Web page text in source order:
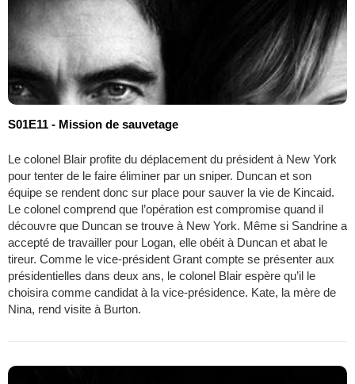
S01E11 - Mission de sauvetage
Le colonel Blair profite du déplacement du président à New York
pour tenter de le faire éliminer par un sniper. Duncan et son
équipe se rendent donc sur place pour sauver la vie de Kincaid.
Le colonel comprend que l’opération est compromise quand il
découvre que Duncan se trouve à New York. Même si Sandrine a
accepté de travailler pour Logan, elle obéit à Duncan et abat le
tireur. Comme le vice-président Grant compte se présenter aux
présidentielles dans deux ans, le colonel Blair espère qu’il le
choisira comme candidat à la vice-présidence. Kate, la mère de
Nina, rend visite à Burton.